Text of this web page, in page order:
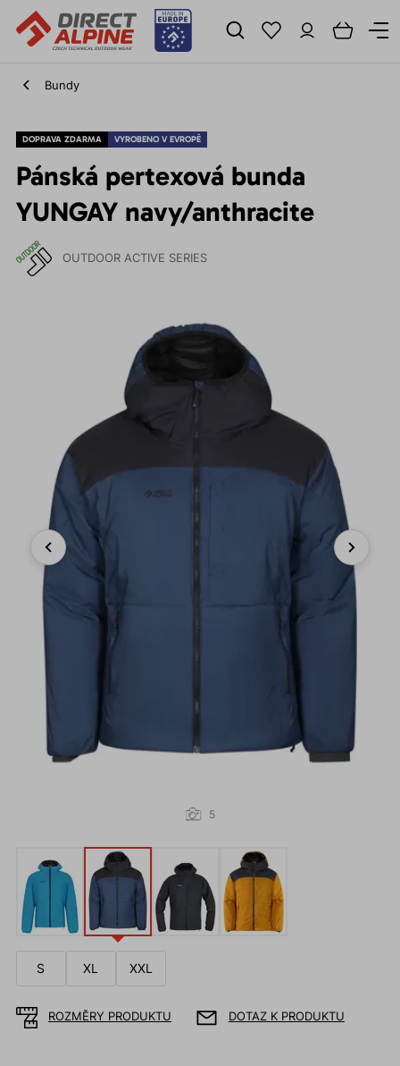
Bundy
DOPRAVA ZDARMA VYROBENO V EVROPĚ
Pánská pertexová bunda
YUNGAY navy/anthracite
OUTDOOR ACTIVE SERIES
Previous Next
5
S XL XXL
ROZMĚRY PRODUKTU DOTAZ K PRODUKTU